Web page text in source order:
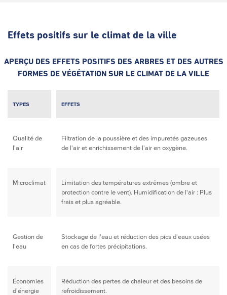
Effets positifs sur le climat de la ville
APERÇU DES EFFETS POSITIFS DES ARBRES ET DES AUTRES
FORMES DE VÉGÉTATION SUR LE CLIMAT DE LA VILLE
TYPES EFFETS
Qualité de
l'air
Filtration de la poussière et des impuretés gazeuses
de l'air et enrichissement de l'air en oxygène.
Microclimat
Limitation des températures extrêmes (ombre et
protection contre le vent). Humidification de l'air : Plus
frais et plus agréable.
Gestion de
l'eau
Stockage de l'eau et réduction des pics d'eaux usées
en cas de fortes précipitations.
Économies
d'énergie
Réduction des pertes de chaleur et des besoins de
refroidissement.